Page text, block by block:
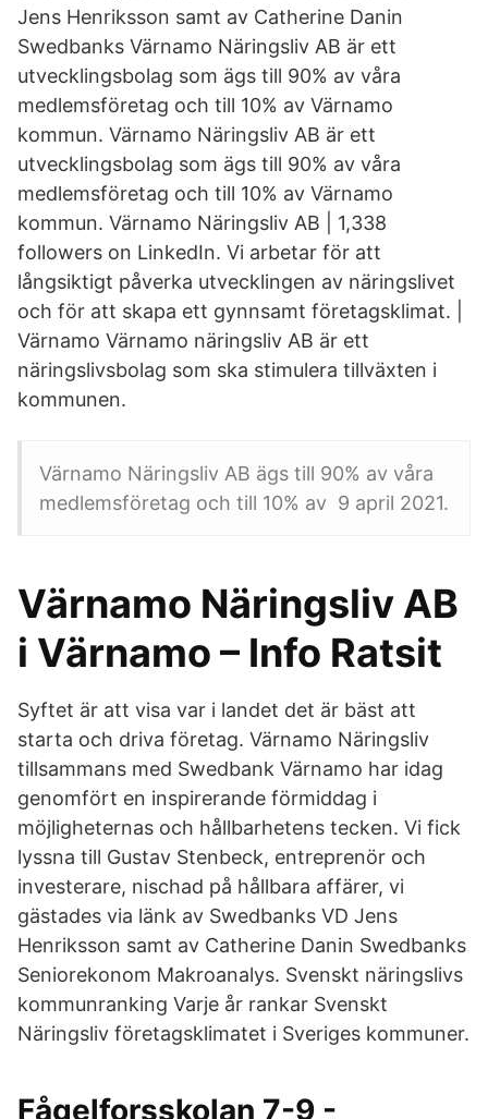
Jens Henriksson samt av Catherine Danin
Swedbanks Värnamo Näringsliv AB är ett
utvecklingsbolag som ägs till 90% av våra
medlemsföretag och till 10% av Värnamo
kommun. Värnamo Näringsliv AB är ett
utvecklingsbolag som ägs till 90% av våra
medlemsföretag och till 10% av Värnamo
kommun. Värnamo Näringsliv AB | 1,338
followers on LinkedIn. Vi arbetar för att
långsiktigt påverka utvecklingen av näringslivet
och för att skapa ett gynnsamt företagsklimat. |
Värnamo Värnamo näringsliv AB är ett
näringslivsbolag som ska stimulera tillväxten i
kommunen.
Värnamo Näringsliv AB ägs till 90% av våra
medlemsföretag och till 10% av 9 april 2021.
Värnamo Näringsliv AB
i Värnamo – Info Ratsit
Syftet är att visa var i landet det är bäst att
starta och driva företag. Värnamo Näringsliv
tillsammans med Swedbank Värnamo har idag
genomfört en inspirerande förmiddag i
möjligheternas och hållbarhetens tecken. Vi fick
lyssna till Gustav Stenbeck, entreprenör och
investerare, nischad på hållbara affärer, vi
gästades via länk av Swedbanks VD Jens
Henriksson samt av Catherine Danin Swedbanks
Seniorekonom Makroanalys. Svenskt näringslivs
kommunranking Varje år rankar Svenskt
Näringsliv företagsklimatet i Sveriges kommuner.
Fågelforsskolan 7-9 -